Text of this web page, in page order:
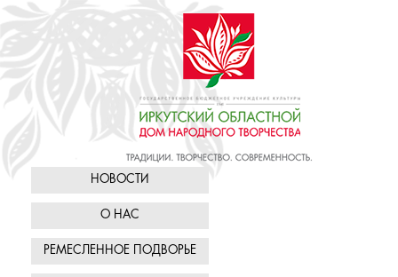
НОВОСТИ
О НАС
РЕМЕСЛЕННОЕ ПОДВОРЬЕ